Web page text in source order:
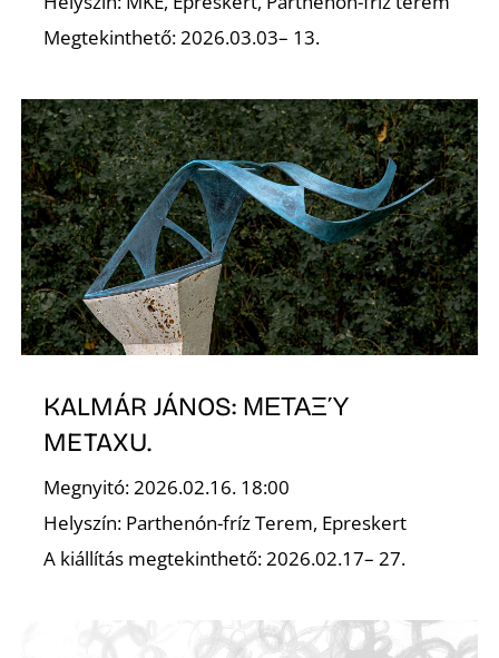
Megtekinthető: 2026.03.03– 13.
KALMÁR JÁNOS: ΜΕΤΑΞΎ
METAXU.
Megnyitó: 2026.02.16. 18:00
Helyszín: Parthenón-fríz Terem, Epreskert
A kiállítás megtekinthető: 2026.02.17– 27.